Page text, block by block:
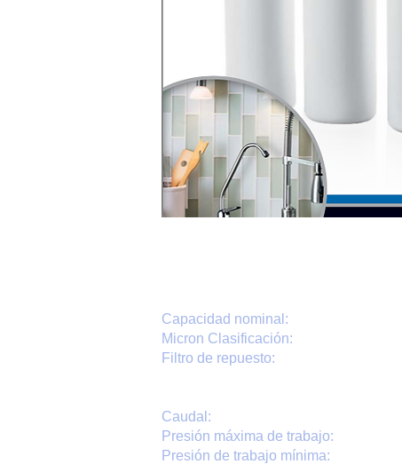
Capacidad nominal:
Micron Clasificación:
Filtro de repuesto:
Caudal:
Presión máxima de trabajo:
Presión de trabajo mínima: